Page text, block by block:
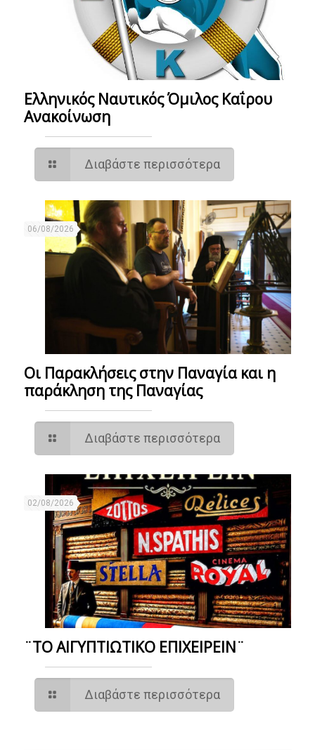
Ελληνικός Ναυτικός Όμιλος Καΐρου
Ανακοίνωση
Διαβάστε περισσότερα
06/08/2026
Οι Παρακλήσεις στην Παναγία και η
παράκληση της Παναγίας
Διαβάστε περισσότερα
02/08/2026
¨ΤΟ ΑΙΓΥΠΤΙΩΤΙΚΟ ΕΠΙΧΕΙΡΕΙΝ¨
Διαβάστε περισσότερα